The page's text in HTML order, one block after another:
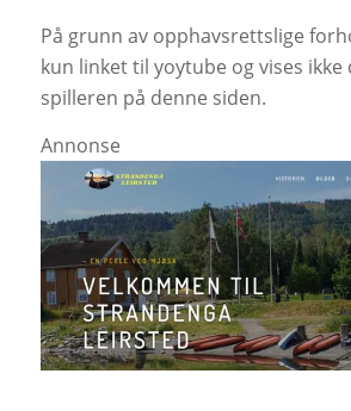
På grunn av opphavsrettslige
kun linket til yoytube og vises ikke
spilleren på denne siden.
Annonse